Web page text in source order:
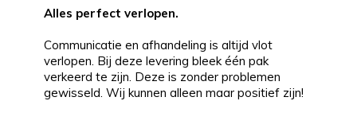
alles perfect verlopen.
Communicatie en afhandeling is altijd vlot
verlopen. Bij deze levering bleek één pak
verkeerd te zijn. Deze is zonder problemen
gewisseld. Wij kunnen alleen maar positief zijn!